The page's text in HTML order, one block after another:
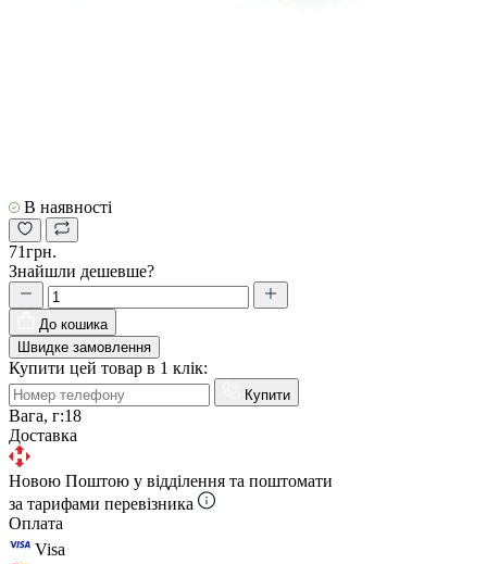
В наявності
71грн.
Знайшли дешевше?
До кошика
Швидке замовлення
Купити цей товар в 1 клік:
Купити
Вага, г:18
Доставка
Новою Поштою у відділення та поштомати
за тарифами перевізника
Оплата
Visa